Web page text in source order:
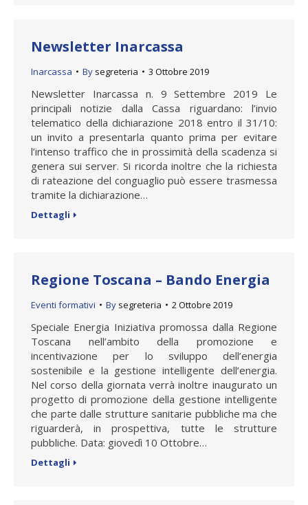
Newsletter Inarcassa
Inarcassa By segreteria 3 Ottobre 2019
Newsletter Inarcassa n. 9 Settembre 2019 Le
principali notizie dalla Cassa riguardano: l’invio
telematico della dichiarazione 2018 entro il 31/10:
un invito a presentarla quanto prima per evitare
l’intenso traffico che in prossimità della scadenza si
genera sui server. Si ricorda inoltre che la richiesta
di rateazione del conguaglio può essere trasmessa
tramite la dichiarazione…
Dettagli
Regione Toscana – Bando Energia
Eventi formativi By segreteria 2 Ottobre 2019
Speciale Energia Iniziativa promossa dalla Regione
Toscana nell’ambito della promozione e
incentivazione per lo sviluppo dell’energia
sostenibile e la gestione intelligente dell’energia.
Nel corso della giornata verrà inoltre inaugurato un
progetto di promozione della gestione intelligente
che parte dalle strutture sanitarie pubbliche ma che
riguarderà, in prospettiva, tutte le strutture
pubbliche. Data: giovedì 10 Ottobre…
Dettagli